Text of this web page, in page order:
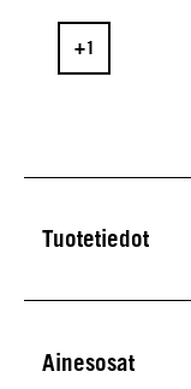
Tuotetiedot
Ainesosat